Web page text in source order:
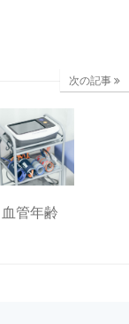
次の記事
血管年齢